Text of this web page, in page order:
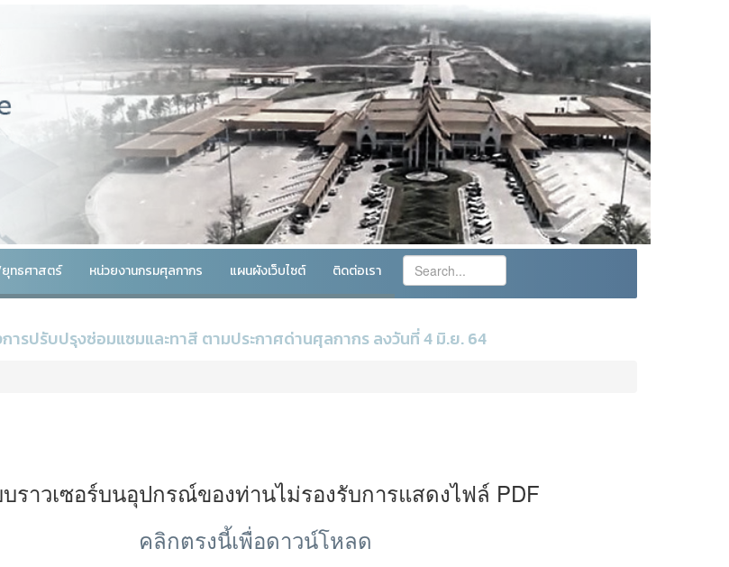
ทธศาสตร์ หน่วยงานกรมศุลกากร แผนผังเว็บไซต์ ติดต่อเรา
การปรับปรุงซ่อมแซมและทาสี ตามประกาศด่านศุลกากร ลงวันที่ 4 มิ.ย. 64
บราวเซอร์บนอุปกรณ์ของท่านไม่รองรับการแสดงไฟล์ PDF
คลิกตรงนี้เพื่อดาวน์โหลด